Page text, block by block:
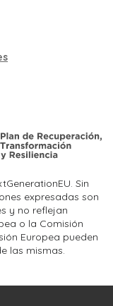
Sin
expresadas son
y no reflejan
o la Comisión
Europea pueden
las mismas.